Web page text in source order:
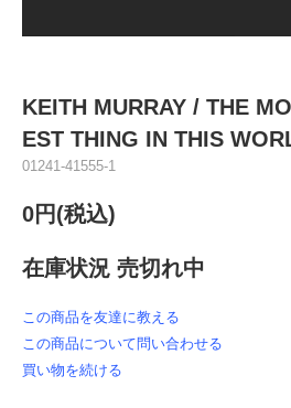
KEITH MURRAY / THE
EST THING IN THIS
01241-41555-1
0円(税込)
在庫状況 売切れ中
この商品を友達に教える
この商品について問い合わせる
買い物を続ける